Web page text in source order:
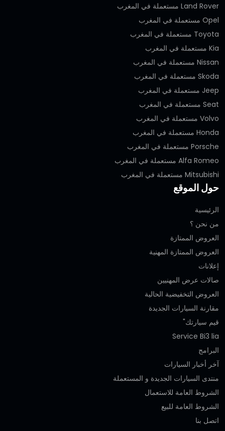
Land Rover مستعملة في المغرب
Opel مستعملة في المغرب
Toyota مستعملة في المغرب
Kia مستعملة في المغرب
Nissan مستعملة في المغرب
Skoda مستعملة في المغرب
Jeep مستعملة في المغرب
Seat مستعملة في المغرب
Volvo مستعملة في المغرب
Honda مستعملة في المغرب
Porsche مستعملة في المغرب
Alfa Romeo مستعملة في المغرب
Mitsubishi مستعملة في المغرب
حول الموقع
الرئيسية
من نحن ؟
العروض الممتازة
العروض الممتازة المهنية‎
إعلانات
صالات عرض المهنيين
العروض التخفيضية الحالية
مقارنة السيارات الجديدة
قيم سيارتك"
Service Bi3 lia
البرامج
آخر أخبار السيارات
منتدى السيارات الجديدة و المستعملة
الشروط العامة للاستعمال
الشروط العامة للبيع
اتصل بنا